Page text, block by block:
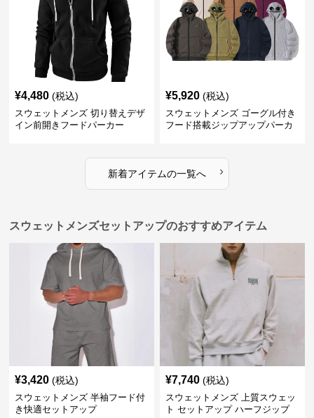
¥4,480 (税込)
スウェットメンズ 切り替えデザ
イン前開きフードパーカー
¥5,920 (税込)
スウェットメンズ ゴーグル付き
フード搭載ジップアップパーカ
新着アイテムの一覧へ ›
スウェットメンズセットアップのおすすめアイテム
¥3,420 (税込)
スウェットメンズ 半袖フード付
き快適セットアップ
¥7,740 (税込)
スウェットメンズ 上質スウェッ
ト セットアップ ハーフジップ